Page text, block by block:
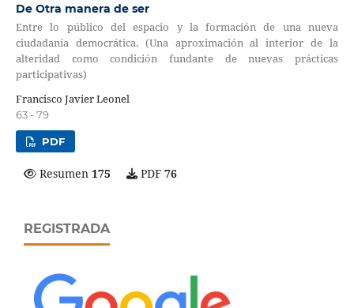
De Otra manera de ser
Entre lo público del espacio y la formación de una nueva
ciudadanía democrática. (Una aproximación al interior de la
alteridad como condición fundante de nuevas prácticas
participativas)
Francisco Javier Leonel
63 - 79
PDF
Resumen 175 PDF 76
REGISTRADA